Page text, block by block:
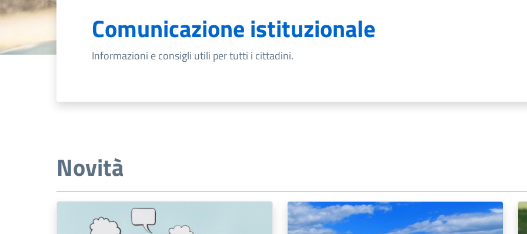
Comunicazione istituzionale
Informazioni e consigli utili per tutti i cittadini.
Novità